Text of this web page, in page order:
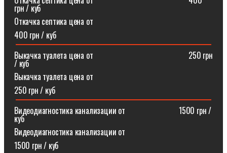
грн / куб
Откачка септика цена от
400 грн / куб
Выкачка туалета цена от⠀⠀⠀⠀⠀⠀⠀⠀⠀⠀⠀⠀⠀⠀⠀⠀250 грн
/ куб
Выкачка туалета цена от
250 грн / куб
Видеодиагностика канализации от⠀⠀⠀⠀⠀⠀⠀⠀⠀1500 грн /
куб
Видеодиагностика канализации от
1500 грн / куб